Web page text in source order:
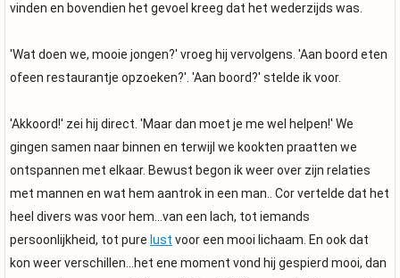
vinden en bovendien het gevoel kreeg dat het wederzijds was.
'Wat doen we, mooie jongen?' vroeg hij vervolgens. 'Aan boord eten
ofeen restaurantje opzoeken?'. 'Aan boord?' stelde ik voor.
'Akkoord!' zei hij direct. 'Maar dan moet je me wel helpen!' We
gingen samen naar binnen en terwijl we kookten praatten we
ontspannen met elkaar. Bewust begon ik weer over zijn relaties
met mannen en wat hem aantrok in een man.. Cor vertelde dat het
heel divers was voor hem...van een lach, tot iemands
persoonlijkheid, tot pure lust voor een mooi lichaam. En ook dat
kon weer verschillen...het ene moment vond hij gespierd mooi, dan